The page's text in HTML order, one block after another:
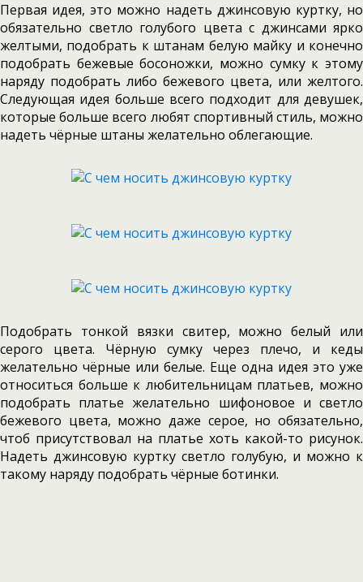
Первая идея, это можно надеть джинсовую куртку, но
обязательно светло голубого цвета с джинсами ярко
желтыми, подобрать к штанам белую майку и конечно
подобрать бежевые босоножки, можно сумку к этому
наряду подобрать либо бежевого цвета, или желтого.
Следующая идея больше всего подходит для девушек,
которые больше всего любят спортивный стиль, можно
надеть чёрные штаны желательно облегающие.
Подобрать тонкой вязки свитер, можно белый или
серого цвета. Чёрную сумку через плечо, и кеды
желательно чёрные или белые. Еще одна идея это уже
относиться больше к любительницам платьев, можно
подобрать платье желательно шифоновое и светло
бежевого цвета, можно даже серое, но обязательно,
чтоб присутствовал на платье хоть какой-то рисунок.
Надеть джинсовую куртку светло голубую, и можно к
такому наряду подобрать чёрные ботинки.